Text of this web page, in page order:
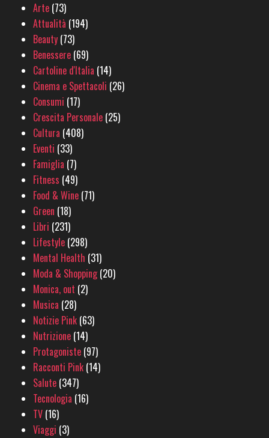
Arte (73)
Attualità (194)
Beauty (73)
Benessere (69)
Cartoline d'Italia (14)
Cinema e Spettacoli (26)
Consumi (17)
Crescita Personale (25)
Cultura (408)
Eventi (33)
Famiglia (7)
Fitness (49)
Food & Wine (71)
Green (18)
Libri (231)
Lifestyle (298)
Mental Health (31)
Moda & Shopping(20)
Monica, out (2)
Musica (28)
Notizie Pink (63)
Nutrizione (14)
Protagoniste (97)
Racconti Pink (14)
Salute (347)
Tecnologia (16)
TV (16)
Viaggi (3)